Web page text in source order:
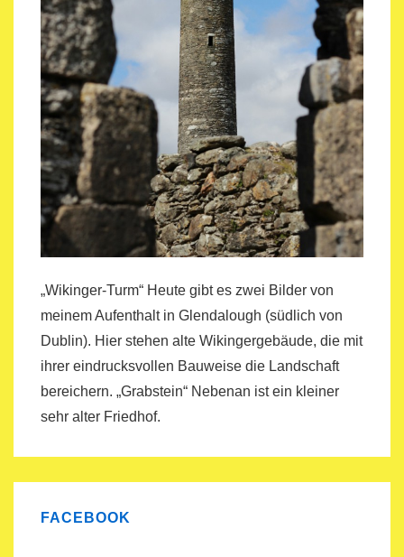
„Wikinger-Turm“ Heute gibt es zwei Bilder von
meinem Aufenthalt in Glendalough (südlich von
Dublin). Hier stehen alte Wikingergebäude, die mit
ihrer eindrucksvollen Bauweise die Landschaft
bereichern. „Grabstein“ Nebenan ist ein kleiner
sehr alter Friedhof.
FACEBOOK